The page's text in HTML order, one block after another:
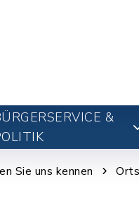
&
Sie uns kennen